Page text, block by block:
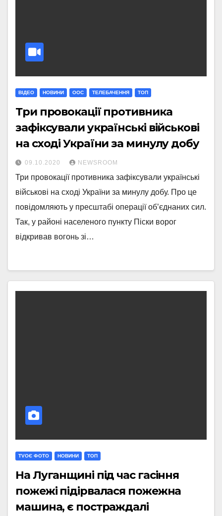
ВІДЕО НОВИНИ ООС ТЕЛЕБАЧЕННЯ ТОП
Три провокації противника
зафіксували українські військові
на сході України за минулу добу
09.10.2020 NEWSROOM
Три провокації противника зафіксували українські
військові на сході України за минулу добу. Про це
повідомляють у пресштабі операції об’єднаних сил.
Так, у районі населеного пункту Піски ворог
відкривав вогонь зі…
TVОЄ ФОТО НОВИНИ ТОП
На Луганщині під час гасіння
пожежі підірвалася пожежна
машина, є постраждалі